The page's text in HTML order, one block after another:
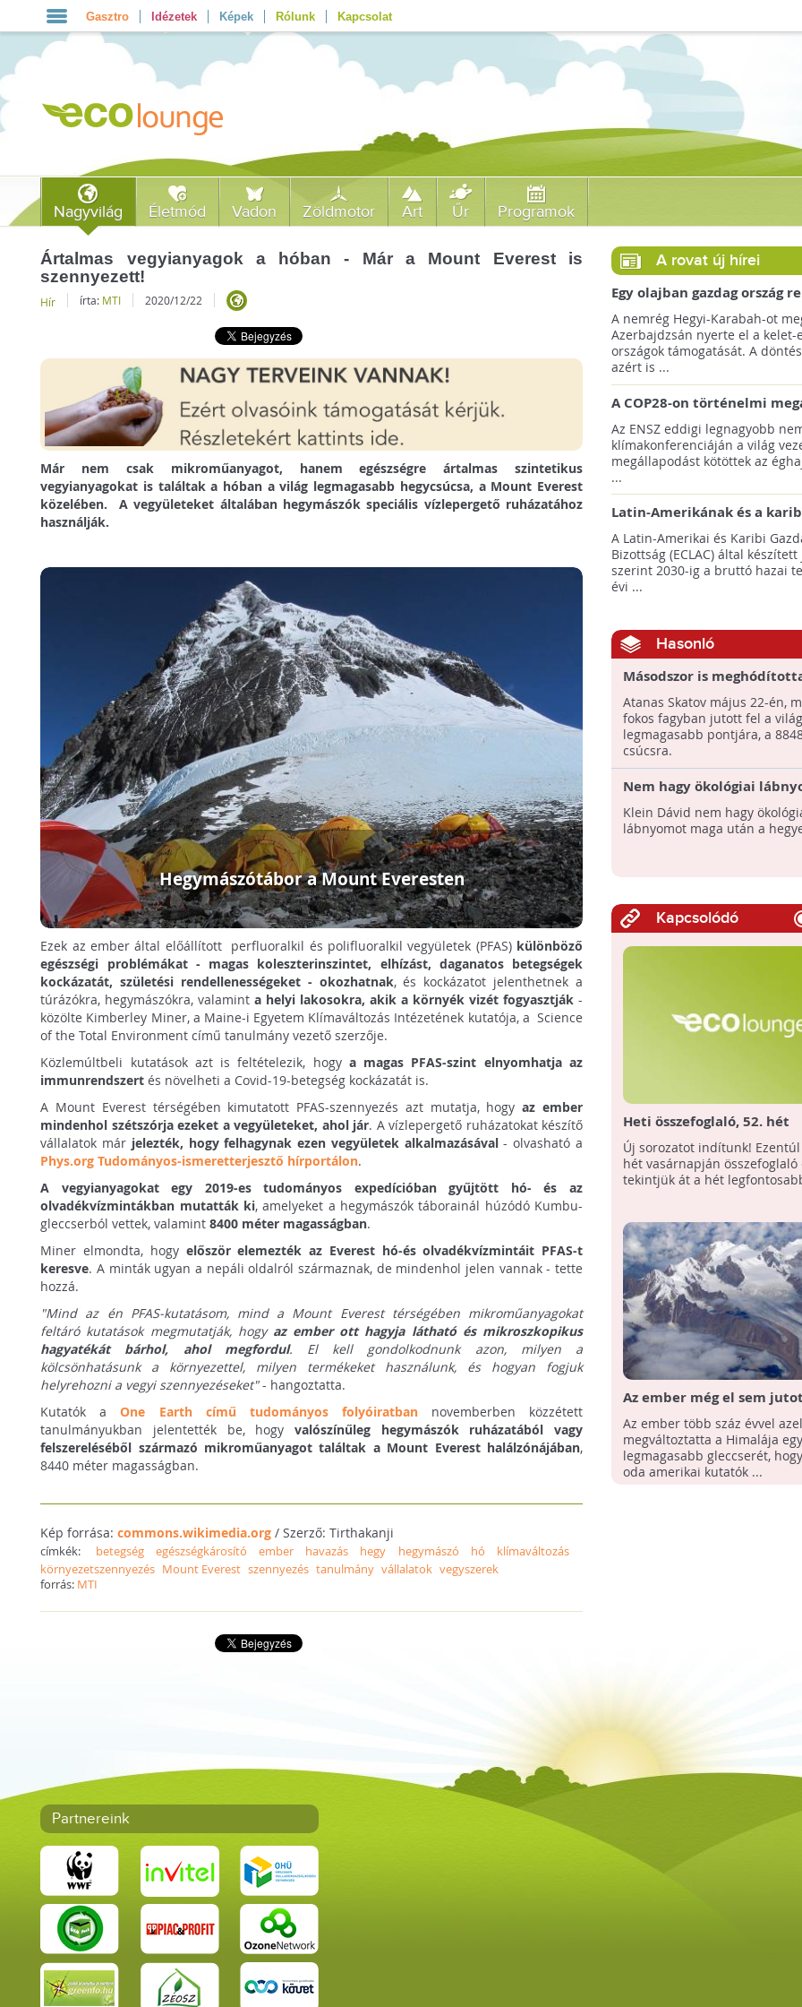
Gasztro Idézetek Képek Rólunk Kapcsolat
Nagyvilág Életmód Vadon Zöldmotor Art Űr Programok
Ártalmas vegyianyagok a hóban - Már a Mount Everest is
szennyezett!
Hír írta: MTI 2020/12/22
Már nem csak mikroműanyagot, hanem egészségre ártalmas szintetikus
vegyianyagokat is találtak a hóban a világ legmagasabb hegycsúcsa, a Mount Everest
közelében. A vegyületeket általában hegymászók speciális vízlepergető ruházatához
használják.
Hegymászótábor a Mount Everesten
Ezek az ember által előállított perfluoralkil és polifluoralkil vegyületek (PFAS) különböző
egészségi problémákat - magas koleszterinszintet, elhízást, daganatos betegségek
kockázatát, születési rendellenességeket - okozhatnak, és kockázatot jelenthetnek a
túrázókra, hegymászókra, valaminta helyi lakosokra, akik a környék vizét fogyasztják -
közölte Kimberley Miner, a Maine-i Egyetem Klímaváltozás Intézetének kutatója, a Science
of the Total Environment című tanulmány vezető szerzője.
Közlemúltbeli kutatások azt is feltételezik, hogy a magas PFAS-szint elnyomhatja az
immunrendszert és növelheti a Covid-19-betegség kockázatát is.
A Mount Everest térségében kimutatott PFAS-szennyezés azt mutatja, hogyaz ember
mindenhol szétszórja ezeket a vegyületeket, ahol jár. A vízlepergető ruházatokat készítő
vállalatok már jelezték, hogy felhagynak ezen vegyületek alkalmazásával- olvasható a
Phys.org Tudományos-ismeretterjesztő hírportálon.
A vegyianyagokat egy 2019-es tudományos expedícióban gyűjtött hó- és az
olvadékvízmintákban mutatták ki, amelyeket a hegymászók táborainál húzódó Kumbu-
gleccserból vettek, valamint8400 méter magasságban.
Miner elmondta, hogy először elemezték az Everest hó-és olvadékvízmintáit PFAS-t
keresve. A minták ugyan a nepáli oldalról származnak, de mindenhol jelen vannak - tette
hozzá.
"Mind az én PFAS-kutatásom, mind a Mount Everest térségében mikroműanyagokat
feltáró kutatások megmutatják, hogy az ember ott hagyja látható és mikroszkopikus
hagyatékát bárhol, ahol megfordul. El kell gondolkodnunk azon, milyen a
kölcsönhatásunk a környezettel, milyen termékeket használunk, és hogyan fogjuk
helyrehozni a vegyi szennyezéseket"- hangoztatta.
Kutatók aOne Earth című tudományos folyóiratbannovemberben közzétett
tanulmányukban jelentették be, hogy valószínűleg hegymászók ruházatából vagy
felszereléséből származó mikroműanyagot találtak a Mount Everest halálzónájában,
8440 méter magasságban.
Kép forrása:commons.wikimedia.org / Szerző: Tirthakanji
címkék: betegség egészségkárosító ember havazás hegy hegymászó hó
klímaváltozás
környezetszennyezés Mount Everest szennyezés tanulmány vállalatok vegyszerek
forrás: MTI
A rovat új hírei
Egy olajban gazdag ország
jövőre a COP29 klímacsúcsot
A nemrég Hegyi-Karabah-ot
Azerbajdzsán nyerte el a kelet-
országok támogatását. A
azért is ...
A COP28-on történelmi
született! - Összefoglaló az
klímacsúcsáról
Az ENSZ eddigi legnagyobb
klímakonferenciáján a világ
megállapodást kötöttek az
...
Latin-Amerikának és a
térségnek növelniük kell
az éghajlatvédelmi célok
A Latin-Amerikai és Karibi
Bizottság (ECLAC) által
szerint 2030-ig a bruttó hazai
évi ...
Hasonló
Másodszor is
Mount Everestet egy
hegymászó
Atanas Skatov május 22-én,
fokos fagyban jutott fel a világ
legmagasabb pontjára, a
csúcsra.
Nem hagy ökológiai
Klein Dávid nem hagy
lábnyomot maga után a
Kapcsolódó
Heti összefoglaló, 52. hét
Új sorozatot indítunk!
hét vasárnapján összefoglaló
tekintjük át a hét
Az ember még el sem
Himalájába de már
gleccserekre
Az ember több száz évvel
megváltoztatta a Himalája
legmagasabb gleccserét,
oda amerikai kutatók ...
Partnereink